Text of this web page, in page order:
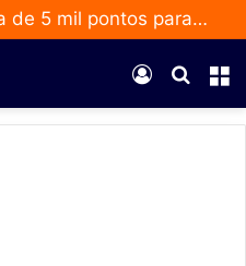
Anápolis inicia vistoria de 5 mil pontos para ampliar uso do Método Wolbachia
por
Entrar